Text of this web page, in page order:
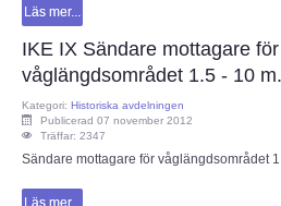
Läs mer...
IKE IX Sändare mottagare för
våglängdsområdet 1.5 - 10 m.
Kategori: Historiska avdelningen
Publicerad 07 november 2012
Träffar: 2347
Sändare mottagare för våglängdsområdet
Läs mer...